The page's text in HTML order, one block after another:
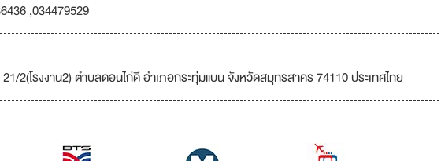
,034479529
2(โรงงาน2) ตำบลดอนไก่ดี อำเภอกระทุ่มแบน จังหวัดสมุทรสาคร 74110 ประเทศไทย